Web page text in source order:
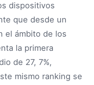
dispositivos
que desde un
el ámbito de los
la primera
de 27, 7%,
mismo ranking se